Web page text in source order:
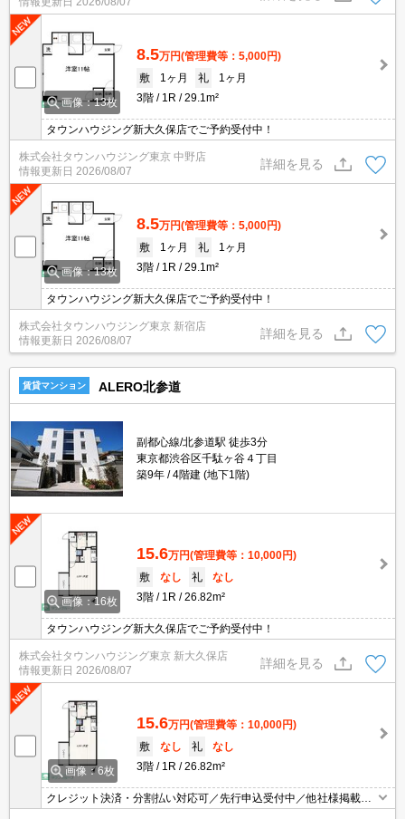
画像：13枚
8.5万円(管理費等：5,000円)
敷
1ヶ月 礼
1ヶ月
3階
1R 29.1m²
タウンハウジング新大久保店でご予約受付中！
株式会社タウンハウジング東京 中野店
情報更新日 2026/08/07
詳細を見る
画像：13枚
8.5万円(管理費等：5,000円)
敷
1ヶ月 礼
1ヶ月
3階
1R 29.1m²
タウンハウジング新大久保店でご予約受付中！
株式会社タウンハウジング東京 新宿店
情報更新日 2026/08/07
詳細を見る
賃貸マンション ALERO北参道
副都心線/北参道駅 徒歩3分
東京都渋谷区千駄ヶ谷４丁目
築9年
4階建 (地下1階)
画像：16枚
15.6万円(管理費等：10,000円)
敷
なし 礼
なし
3階
1R 26.82m²
タウンハウジング新大久保店でご予約受付中！
株式会社タウンハウジング東京 新大久保店
情報更新日 2026/08/07
詳細を見る
画像：6枚
15.6万円(管理費等：10,000円)
敷
なし 礼
なし
3階
1R 26.82m²
クレジット決済・分割払い対応可／先行申込受付中／他社様掲載物